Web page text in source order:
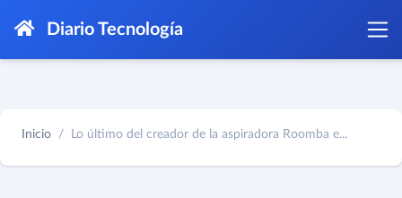
Diario Tecnología
Inicio Lo último del creador de la aspiradora Roomba e...